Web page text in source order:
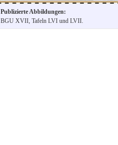
Publizierte Abbildungen:
BGU XVII, Tafeln LVI und LVII.